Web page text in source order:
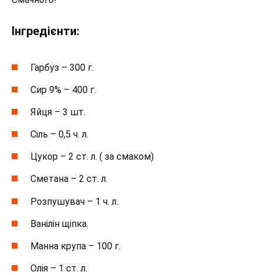
Інгредієнти:
Гарбуз – 300 г.
Сир 9% – 400 г.
Яйця – 3 шт.
Сіль – 0,5 ч. л.
Цукор – 2 ст. л. ( за смаком)
Сметана – 2 ст. л.
Розпушувач – 1 ч. л.
Ванілін щіпка.
Манна крупа – 100 г.
Олія – 1 ст. л.